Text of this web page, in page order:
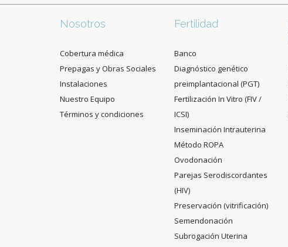
Nosotros
Cobertura médica
Prepagas y Obras Sociales
Instalaciones
Nuestro Equipo
Términos y condiciones
Fertilidad
Banco
Diagnóstico genético
preimplantacional (PGT)
Fertilización In Vitro (FIV /
ICSI)
Inseminación Intrauterina
Método ROPA
Ovodonación
Parejas Serodiscordantes
(HIV)
Preservación (vitrificación)
Semendonación
Subrogación Uterina